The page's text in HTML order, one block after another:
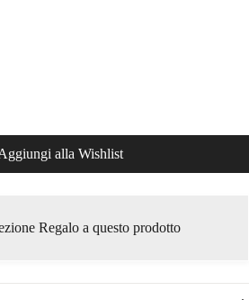
alla Wishlist
Regalo a questo prodotto